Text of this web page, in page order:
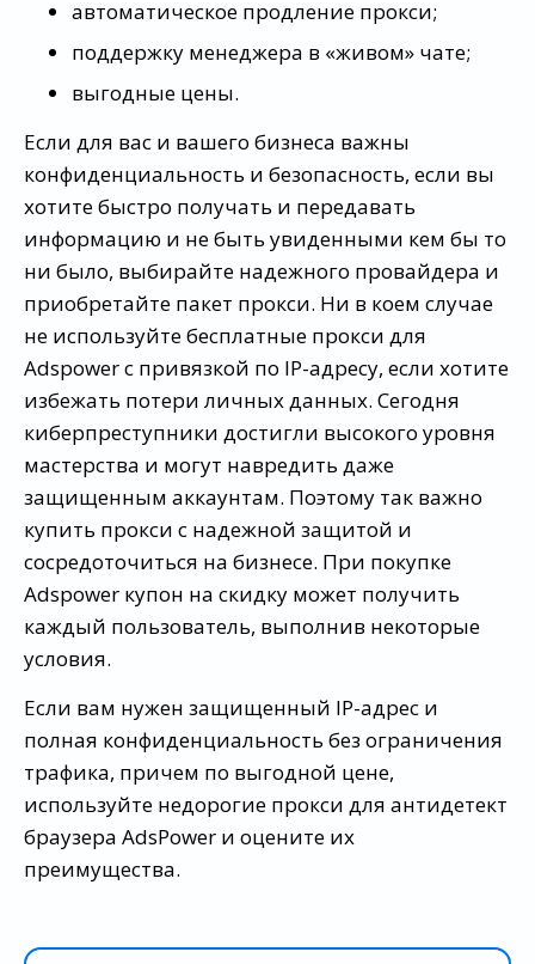
автоматическое продление прокси;
поддержку менеджера в «живом» чате;
выгодные цены.
Если для вас и вашего бизнеса важны
конфиденциальность и безопасность, если вы
хотите быстро получать и передавать
информацию и не быть увиденными кем бы то
ни было, выбирайте надежного провайдера и
приобретайте пакет прокси. Ни в коем случае
не используйте бесплатные прокси для
Adspower с привязкой по IP-адресу, если хотите
избежать потери личных данных. Сегодня
киберпреступники достигли высокого уровня
мастерства и могут навредить даже
защищенным аккаунтам. Поэтому так важно
купить прокси с надежной защитой и
сосредоточиться на бизнесе. При покупке
Adspower купон на скидку может получить
каждый пользователь, выполнив некоторые
условия.
Если вам нужен защищенный IP-адрес и
полная конфиденциальность без ограничения
трафика, причем по выгодной цене,
используйте недорогие прокси для антидетект
браузера AdsPower и оцените их
преимущества.